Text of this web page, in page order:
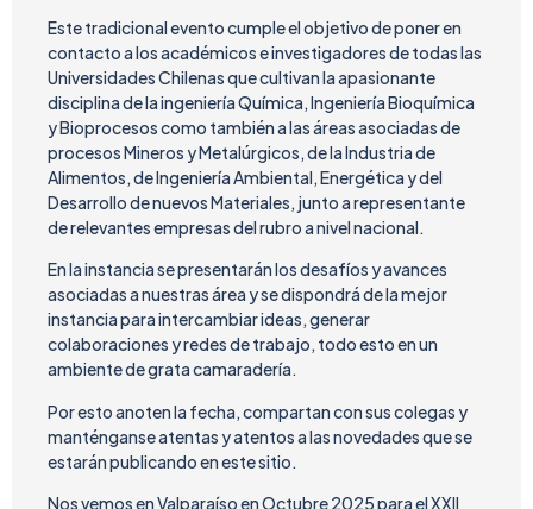
Este tradicional evento cumple el objetivo de poner en
contacto a los académicos e investigadores de todas las
Universidades Chilenas que cultivan la apasionante
disciplina de la ingeniería Química, Ingeniería Bioquímica
y Bioprocesos como también a las áreas asociadas de
procesos Mineros y Metalúrgicos, de la Industria de
Alimentos, de Ingeniería Ambiental, Energética y del
Desarrollo de nuevos Materiales, junto a representante
de relevantes empresas del rubro a nivel nacional.
En la instancia se presentarán los desafíos y avances
asociadas a nuestras área y se dispondrá de la mejor
instancia para intercambiar ideas, generar
colaboraciones y redes de trabajo, todo esto en un
ambiente de grata camaradería.
Por esto anoten la fecha, compartan con sus colegas y
manténganse atentas y atentos a las novedades que se
estarán publicando en este sitio.
Nos vemos en Valparaíso en Octubre 2025 para el XXII